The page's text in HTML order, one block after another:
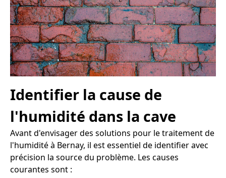
Identifier la cause de
l'humidité dans la cave
Avant d'envisager des solutions pour le traitement de
l'humidité à Bernay, il est essentiel de identifier avec
précision la source du problème. Les causes
courantes sont :